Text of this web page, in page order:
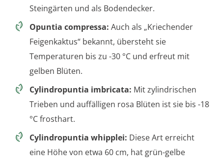
Steingärten und als Bodendecker.
Opuntia compressa: Auch als „Kriechender
Feigenkaktus“ bekannt, übersteht sie
Temperaturen bis zu -30 °C und erfreut mit
gelben Blüten.
Cylindropuntia imbricata: Mit zylindrischen
Trieben und auffälligen rosa Blüten ist sie bis -18
°C frosthart.
Cylindropuntia whipplei: Diese Art erreicht
eine Höhe von etwa 60 cm, hat grün-gelbe